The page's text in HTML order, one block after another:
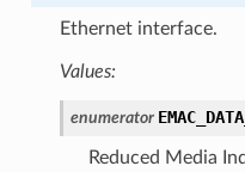
Ethernet interface.
Values:
enumerator
Reduced Media